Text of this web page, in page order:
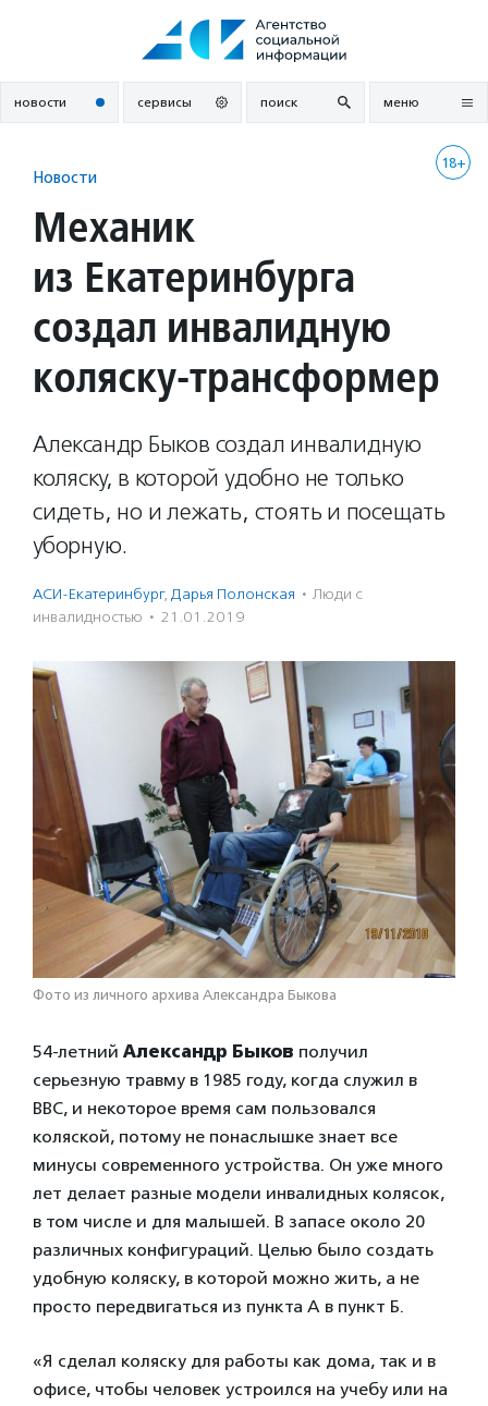
новости сервисы поиск меню
18+
Новости
Механик
из Екатеринбурга
создал инвалидную
коляску-трансформер
Александр Быков создал инвалидную
коляску, в которой удобно не только
сидеть, но и лежать, стоять и посещать
уборную.
АСИ-Екатеринбург, Дарья Полонская · Люди с
инвалидностью · 21.01.2019
Фото из личного архива Александра Быкова
54-летний Александр Быков получил
серьезную травму в 1985 году, когда служил в
ВВС, и некоторое время сам пользовался
коляской, потому не понаслышке знает все
минусы современного устройства. Он уже много
лет делает разные модели инвалидных колясок,
в том числе и для малышей. В запасе около 20
различных конфигураций. Целью было создать
удобную коляску, в которой можно жить, а не
просто передвигаться из пункта А в пункт Б.
«Я сделал коляску для работы как дома, так и в
офисе, чтобы человек устроился на учебу или на